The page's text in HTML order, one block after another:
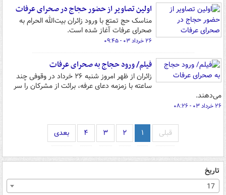
اولین تصاویر از حضور حجاج در صحرای عرفات
مناسک حج تمتع با ورود زائران بیت‌الله الحرام به
صحرای عرفات آغاز شده است.
۲۶ خرداد ۰۳ - ۰۹:۴۵
فیلم/ ورود حجاج به صحرای عرفات
زائران از ظهر امروز شنبه ۲۶ خرداد در وقوفی چند
ساعته با زمزمه دعای عرفه، برائت از مشرکان را سر
می‌دهند.
۲۶ خرداد ۰۳ - ۰۸:۲۶
قبلی ۱ ۲ ۳ ۴ بعدی
تاریخ
17